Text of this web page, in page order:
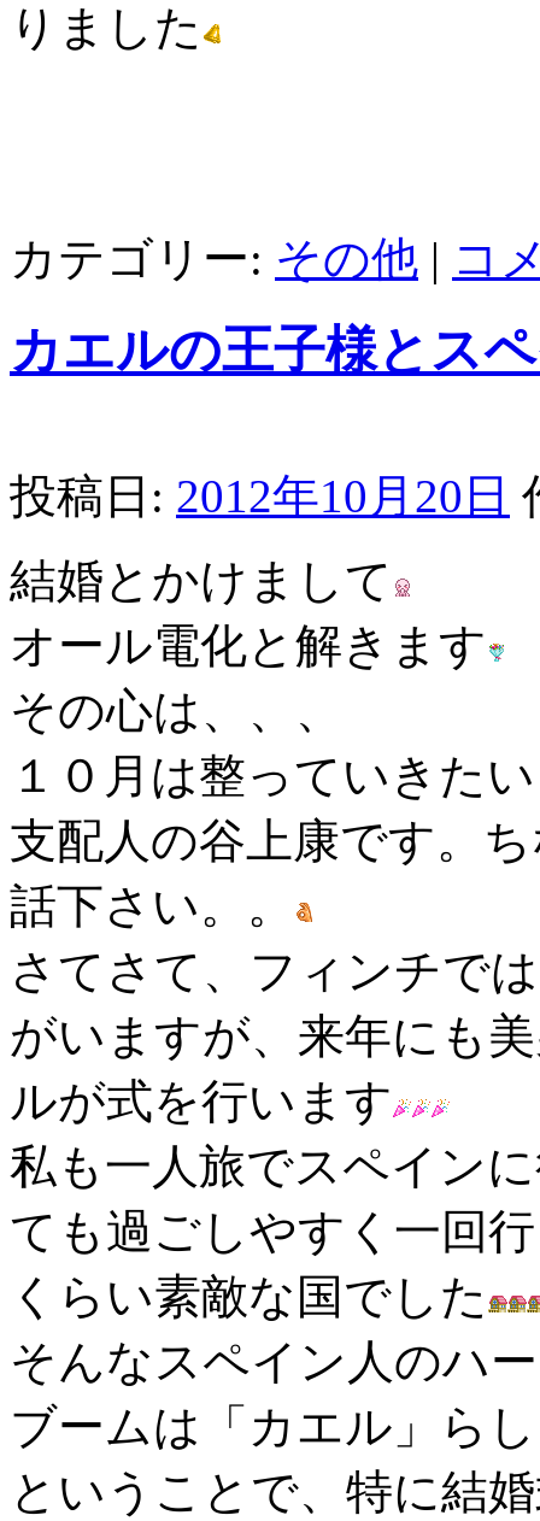
りました
カテゴリー: その他 | コ
カエルの王子様とス
投稿日: 2012年10月20日
結婚とかけまして
オール電化と解きます
その心は、、、
１０月は整っていきた
支配人の谷上康です。
話下さい。。
さてさて、フィンチで
がいますが、来年にも
ルが式を行います
私も一人旅でスペイン
ても過ごしやすく一回
くらい素敵な国でした
そんなスペイン人のハ
ブームは「カエル」ら
ということで、特に結